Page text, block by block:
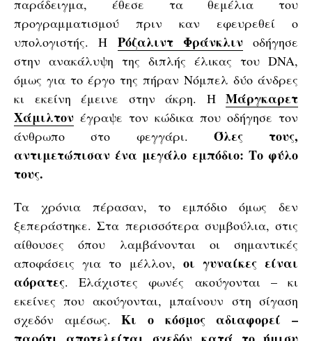
παράδειγμα, έθεσε τα θεμέλια του
προγραμματισμού πριν καν εφευρεθεί ο
υπολογιστής. Η Ρόζαλιντ Φράνκλινοδήγησε
στην ανακάλυψη της διπλής έλικας του DNA,
όμως για το έργο της πήραν Νόμπελ δύο άνδρες
κι εκείνη έμεινε στην άκρη. Η Μάργκαρετ
Χάμιλτον έγραψε τον κώδικα που οδήγησε τον
άνθρωπο στο φεγγάρι. Όλες τους,
αντιμετώπισαν ένα μεγάλο εμπόδιο: Το φύλο
τους.
Τα χρόνια πέρασαν, το εμπόδιο όμως δεν
ξεπεράστηκε. Στα περισσότερα συμβούλια, στις
αίθουσες όπου λαμβάνονται οι σημαντικές
αποφάσεις για το μέλλον, οι γυναίκες είναι
αόρατες. Ελάχιστες φωνές ακούγονται – κι
εκείνες που ακούγονται, μπαίνουν στη σίγαση
σχεδόν αμέσως.Κι ο κόσμος αδιαφορεί –